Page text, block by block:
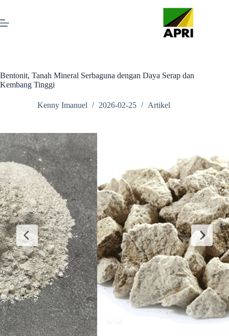
Bentonit, Tanah Mineral Serbaguna dengan Daya Serap dan
Kembang Tinggi
Kenny Imanuel 2026-02-25 Artikel